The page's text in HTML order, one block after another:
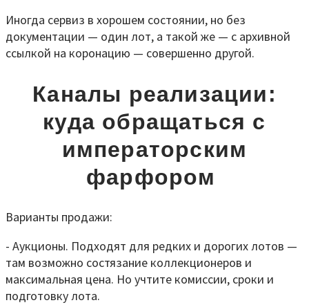
Иногда сервиз в хорошем состоянии, но без
документации — один лот, а такой же — с архивной
ссылкой на коронацию — совершенно другой.
Каналы реализации:
куда обращаться с
императорским
фарфором
Варианты продажи:
- Аукционы. Подходят для редких и дорогих лотов —
там возможно состязание коллекционеров и
максимальная цена. Но учтите комиссии, сроки и
подготовку лота.